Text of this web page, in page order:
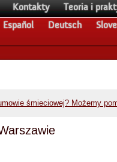
Kontakty Teoria i
Español Deutsch
śmieciowej? Możemy